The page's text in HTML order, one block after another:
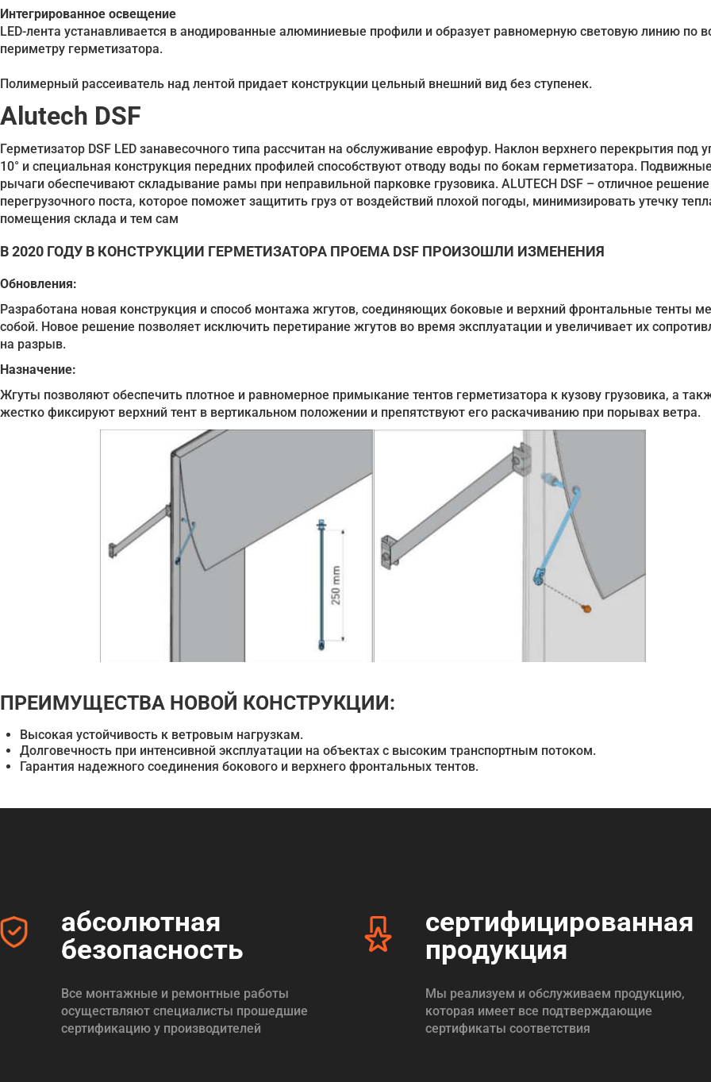
Интегрированное освещение
LED-лента устанавливается в анодированные алюминиевые профили и образует равномерную световую линию по
периметру герметизатора.
Полимерный рассеиватель над лентой придает конструкции цельный внешний вид без ступенек.
Alutech DSF
Герметизатор DSF LED занавесочного типа рассчитан на обслуживание еврофур. Наклон верхнего перекрытия под
10° и специальная конструкция передних профилей способствуют отводу воды по бокам герметизатора.
рычаги обеспечивают складывание рамы при неправильной парковке грузовика. ALUTECH DSF – отличное
перегрузочного поста, которое поможет защитить груз от воздействий плохой погоды, минимизировать утечку
помещения склада и тем сам
В 2020 ГОДУ В КОНСТРУКЦИИ ГЕРМЕТИЗАТОРА ПРОЕМА DSF ПРОИЗОШЛИ ИЗМЕНЕНИЯ
Обновления:
Разработана новая конструкция и способ монтажа жгутов, соединяющих боковые и верхний фронтальные тенты
собой. Новое решение позволяет исключить перетирание жгутов во время эксплуатации и увеличивает их
на разрыв.
Назначение:
Жгуты позволяют обеспечить плотное и равномерное примыкание тентов герметизатора к кузову грузовика, а
жестко фиксируют верхний тент в вертикальном положении и препятствуют его раскачиванию при порывах ветра.
ПРЕИМУЩЕСТВА НОВОЙ КОНСТРУКЦИИ:
Высокая устойчивость к ветровым нагрузкам.
Долговечность при интенсивной эксплуатации на объектах с высоким транспортным потоком.
Гарантия надежного соединения бокового и верхнего фронтальных тентов.
абсолютная
безопасность
Все монтажные и ремонтные работы
осуществляют специалисты прошедшие
сертификацию у производителей
сертифицированная
продукция
Мы реализуем и обслуживаем продукцию,
которая имеет все подтверждающие
сертификаты соответствия